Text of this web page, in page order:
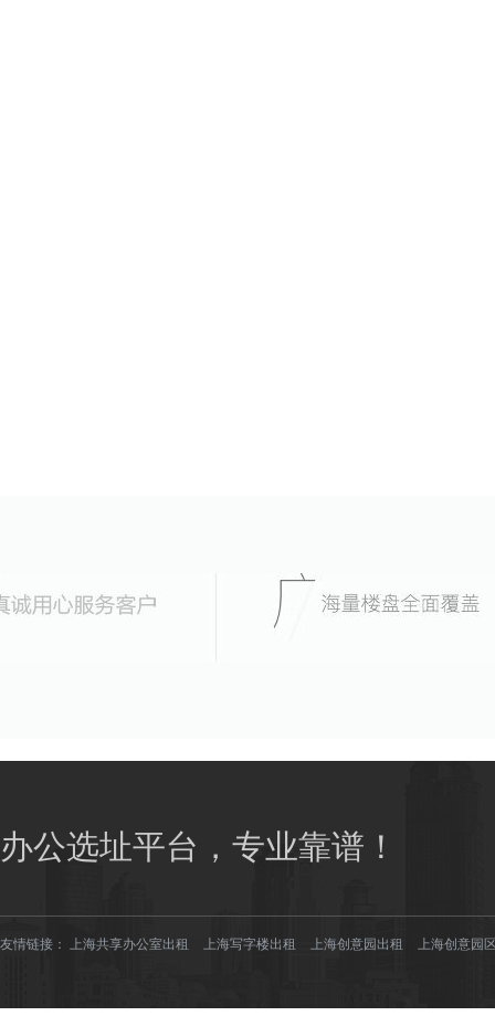
办公选址平台，专业靠谱！
友情链接： 上海共享办公室出租 上海写字楼出租 上海创意园出租 上海创意园